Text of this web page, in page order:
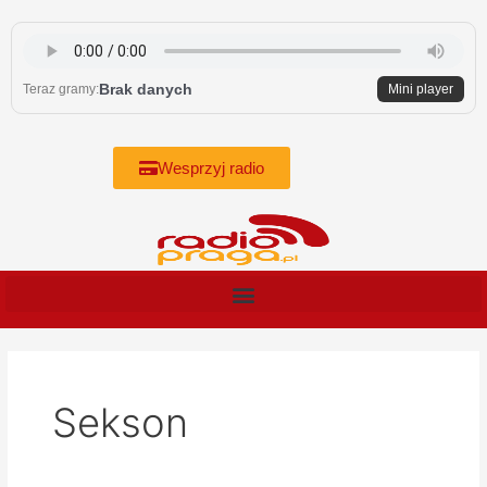
content
Teraz gramy:Brak danych Mini player
Wesprzyj radio
Sekson